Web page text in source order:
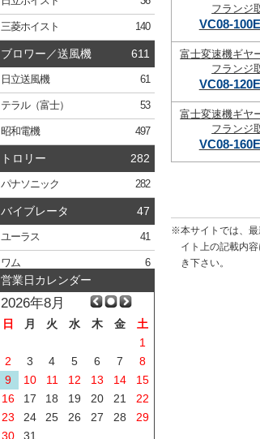
三菱ホイスト 140
ブロワー／送風機 611
日立送風機 61
テラル（富士） 53
昭和電機 497
トロリー 282
パナソニック 282
バイブレータ 47
ユーラス 41
ワム 6
営業日カレンダー
2026年8月
日 月 火 水 木 金
土
1
2
3 4 5 6 7
8
9
10 11 12 13 14
15
16
17 18 19 20 21
22
23
24 25 26 27 28
29
30
31
フランジ
VC08-
富士変速機ギヤ
フランジ
VC08-
富士変速機ギヤ
フランジ
VC08-
※本サイトでは、最
イト上の記載内
き下さい。